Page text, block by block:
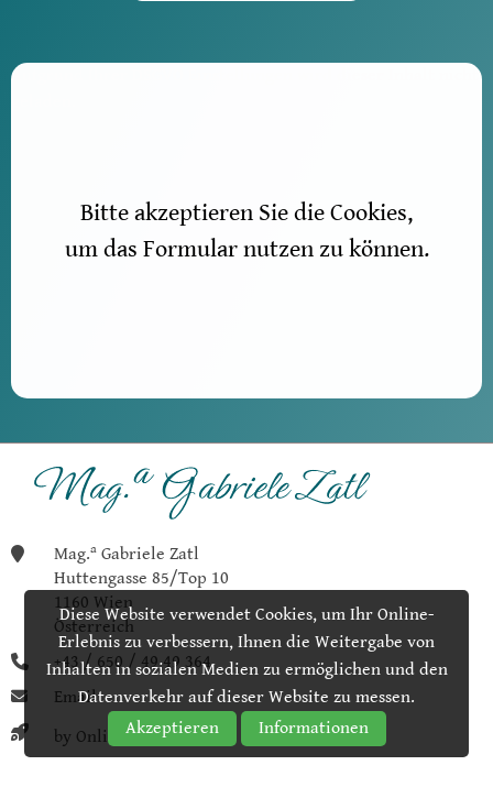
Diese Website verwendet Cookies, um Ihr Online-
Erlebnis zu verbessern, Ihnen die Weitergabe von
Inhalten in sozialen Medien zu ermöglichen und den
Datenverkehr auf dieser Website zu messen.
Akzeptieren
Informationen
Aufgrund Ihrer DSGVO Einstellungen wird dieser Inhalt nicht
Bitte akzeptieren Sie die Cookies,
um das Formular nutzen zu können.
Mag.aGabriele Zatl
Huttengasse 85/Top 10
1160 Wien
Österreich
+43 / 650 / 49 49 364
Email
by Online Raketen